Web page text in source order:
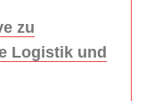
zu
Logistik und